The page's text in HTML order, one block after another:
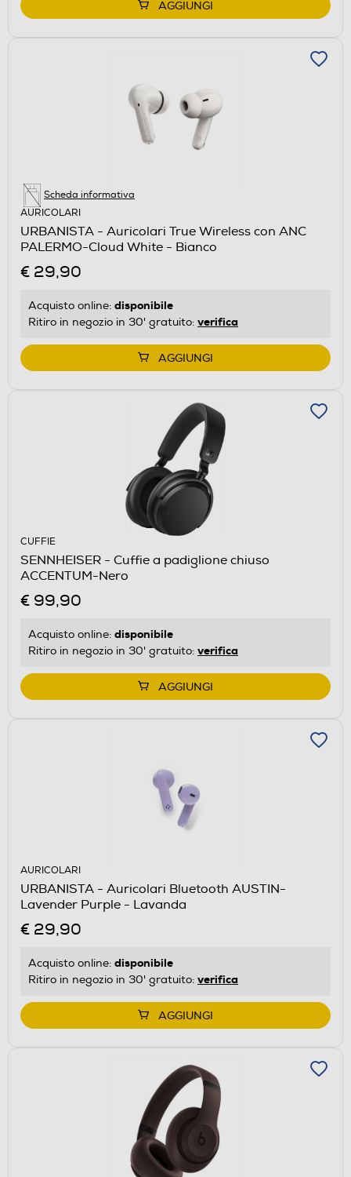
AGGIUNGI
Scheda informativa
AURICOLARI
URBANISTA - Auricolari True Wireless con ANC
PALERMO-Cloud White - Bianco
€ 29,90
Acquisto online: disponibile
Ritiro in negozio in 30' gratuito: verifica
AGGIUNGI
CUFFIE
SENNHEISER - Cuffie a padiglione chiuso
ACCENTUM-Nero
€ 99,90
Acquisto online: disponibile
Ritiro in negozio in 30' gratuito: verifica
AGGIUNGI
AURICOLARI
URBANISTA - Auricolari Bluetooth AUSTIN-
Lavender Purple - Lavanda
€ 29,90
Acquisto online: disponibile
Ritiro in negozio in 30' gratuito: verifica
AGGIUNGI